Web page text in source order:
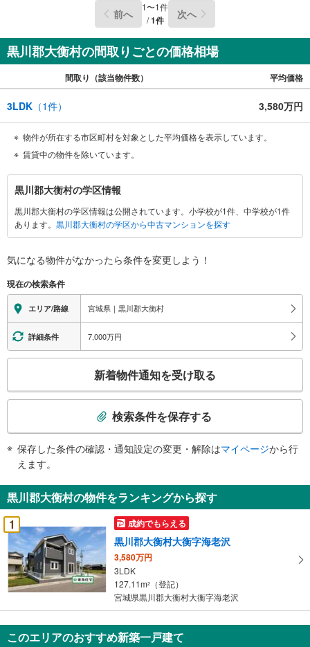
前へ 1〜1件
/1件 次へ
黒川郡大衡村の間取りごとの価格相場
間取り（該当物件数） 平均価格
3LDK （1件） 3,580万円
物件が所在する市区町村を対象とした平均価格を表示しています。
賃貸中の物件を除いています。
黒
川
郡
大
村
関
す
る
情
報
黒川郡大衡村の学区情報
黒川郡大衡村の学区情報は公開されています。小学校が1件、中学校が1件
あります。 黒川郡大衡村の学区から中古マンションを探す
気になる物件がなかったら条件を変更しよう！
現在の検索条件
エリア/路線 宮城県｜黒川郡大衡村
詳細条件 7,000万円
検
知
を
受
け
取
る
・
条
件
を
マ
新着物件通知を受け取る
検索条件を保存する
保存した条件の確認・通知設定の変更・解除はマイページから行
えます。
黒川郡大衡村の物件をランキングから探す
1
成約でもらえる
黒川郡大衡村大衡字海老沢
3,580万円
3LDK
127.11m2
（登記）
宮城県黒川郡大衡村大衡字海老沢
このエリアのおすすめ新築一戸建て